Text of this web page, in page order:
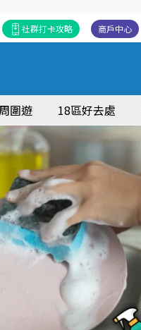
商戶中心
社群打卡攻略
圍遊 18區好去處